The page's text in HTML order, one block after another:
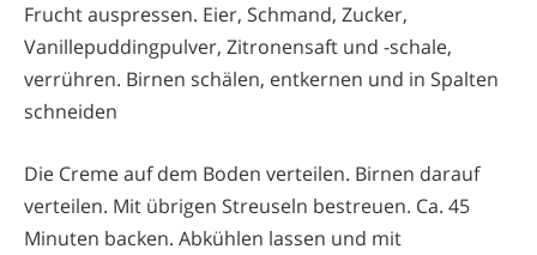
Frucht auspressen. Eier, Schmand, Zucker,
Vanillepuddingpulver, Zitronensaft und -schale,
verrühren. Birnen schälen, entkernen und in Spalten
schneiden
Die Creme auf dem Boden verteilen. Birnen darauf
verteilen. Mit übrigen Streuseln bestreuen. Ca. 45
Minuten backen. Abkühlen lassen und mit